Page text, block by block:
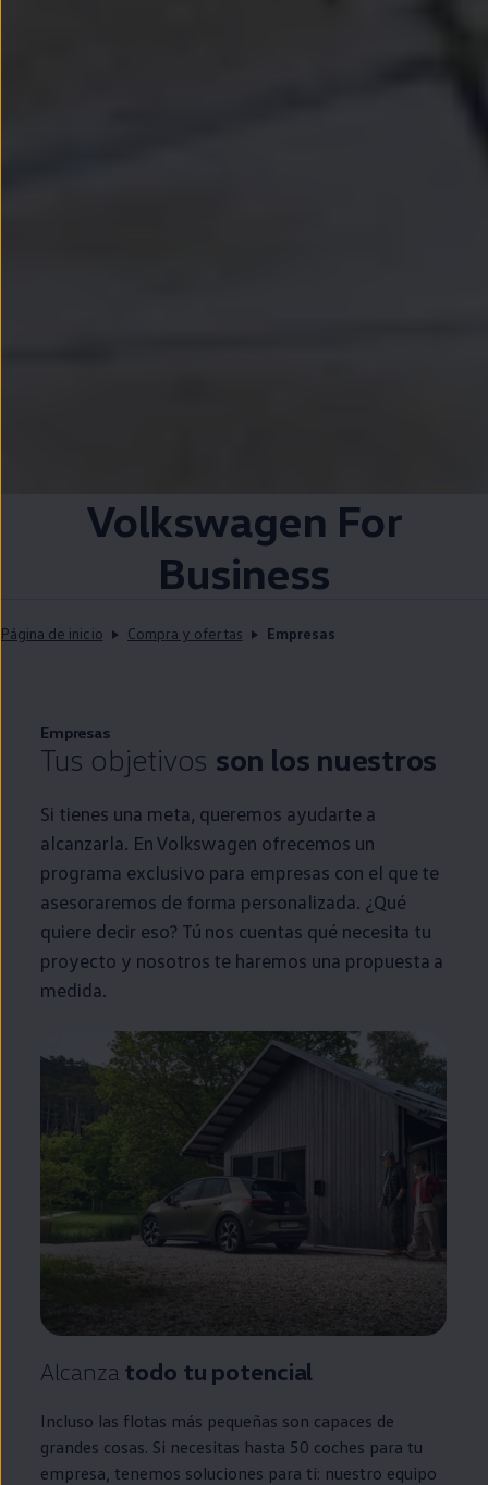
Volkswagen For
Business
Página de inicio Compra y ofertas Empresas
Empresas
Tus objetivos son los nuestros
Si tienes una meta, queremos ayudarte a
alcanzarla. EnVolkswagen ofrecemos un
programa exclusivo para empresas con el que te
asesoraremos de forma personalizada. ¿Qué
quiere decir eso? Tú nos cuentas qué necesita tu
proyecto y nosotros te haremos una propuesta a
medida.
Alcanza todo tu potencial
Incluso las flotas más pequeñas son capaces de
grandes cosas. Si necesitas hasta 50 coches para tu
empresa, tenemos soluciones para ti: nuestro equipo